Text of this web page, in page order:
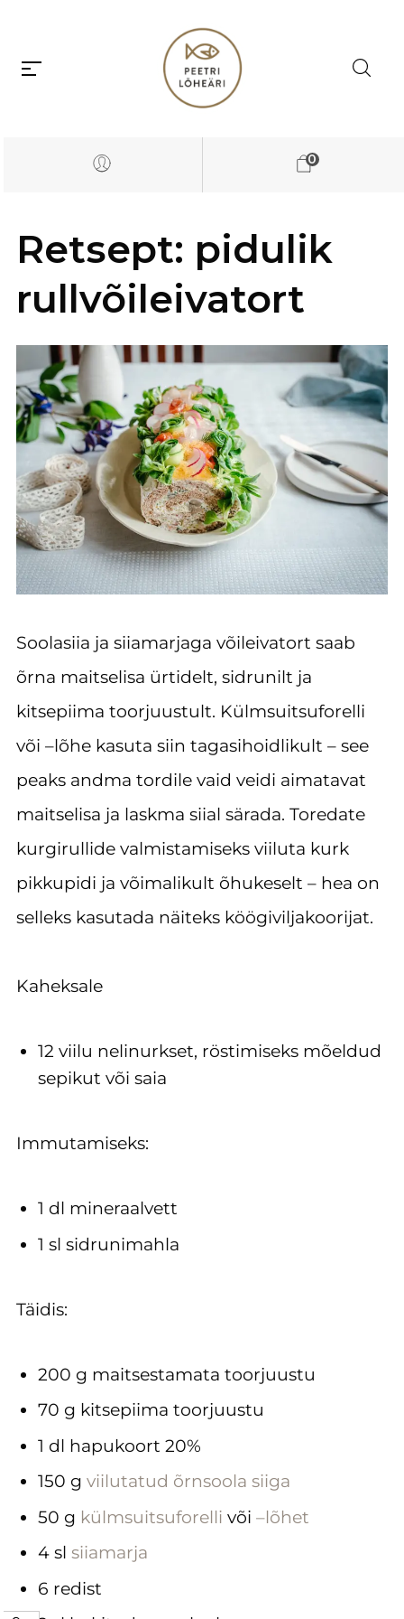
0
Retsept: pidulik
rullvõileivatort
Soolasiia ja siiamarjaga võileivatort saab
õrna maitselisa ürtidelt, sidrunilt ja
kitsepiima toorjuustult. Külmsuitsuforelli
või –lõhe kasuta siin tagasihoidlikult – see
peaks andma tordile vaid veidi aimatavat
maitselisa ja laskma siial särada. Toredate
kurgirullide valmistamiseks viiluta kurk
pikkupidi ja võimalikult õhukeselt – hea on
selleks kasutada näiteks köögiviljakoorijat.
Kaheksale
12 viilu nelinurkset, röstimiseks mõeldud
sepikut või saia
Immutamiseks:
1 dl mineraalvett
1 sl sidrunimahla
Täidis:
200 g maitsestamata toorjuustu
70 g kitsepiima toorjuustu
1 dl hapukoort 20%
150 g viilutatud õrnsoola siiga
50 g külmsuitsuforelli või –lõhet
4 sl siiamarja
6 redist